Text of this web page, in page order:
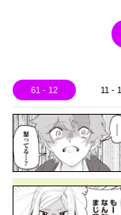
61 - 12 11 - 1